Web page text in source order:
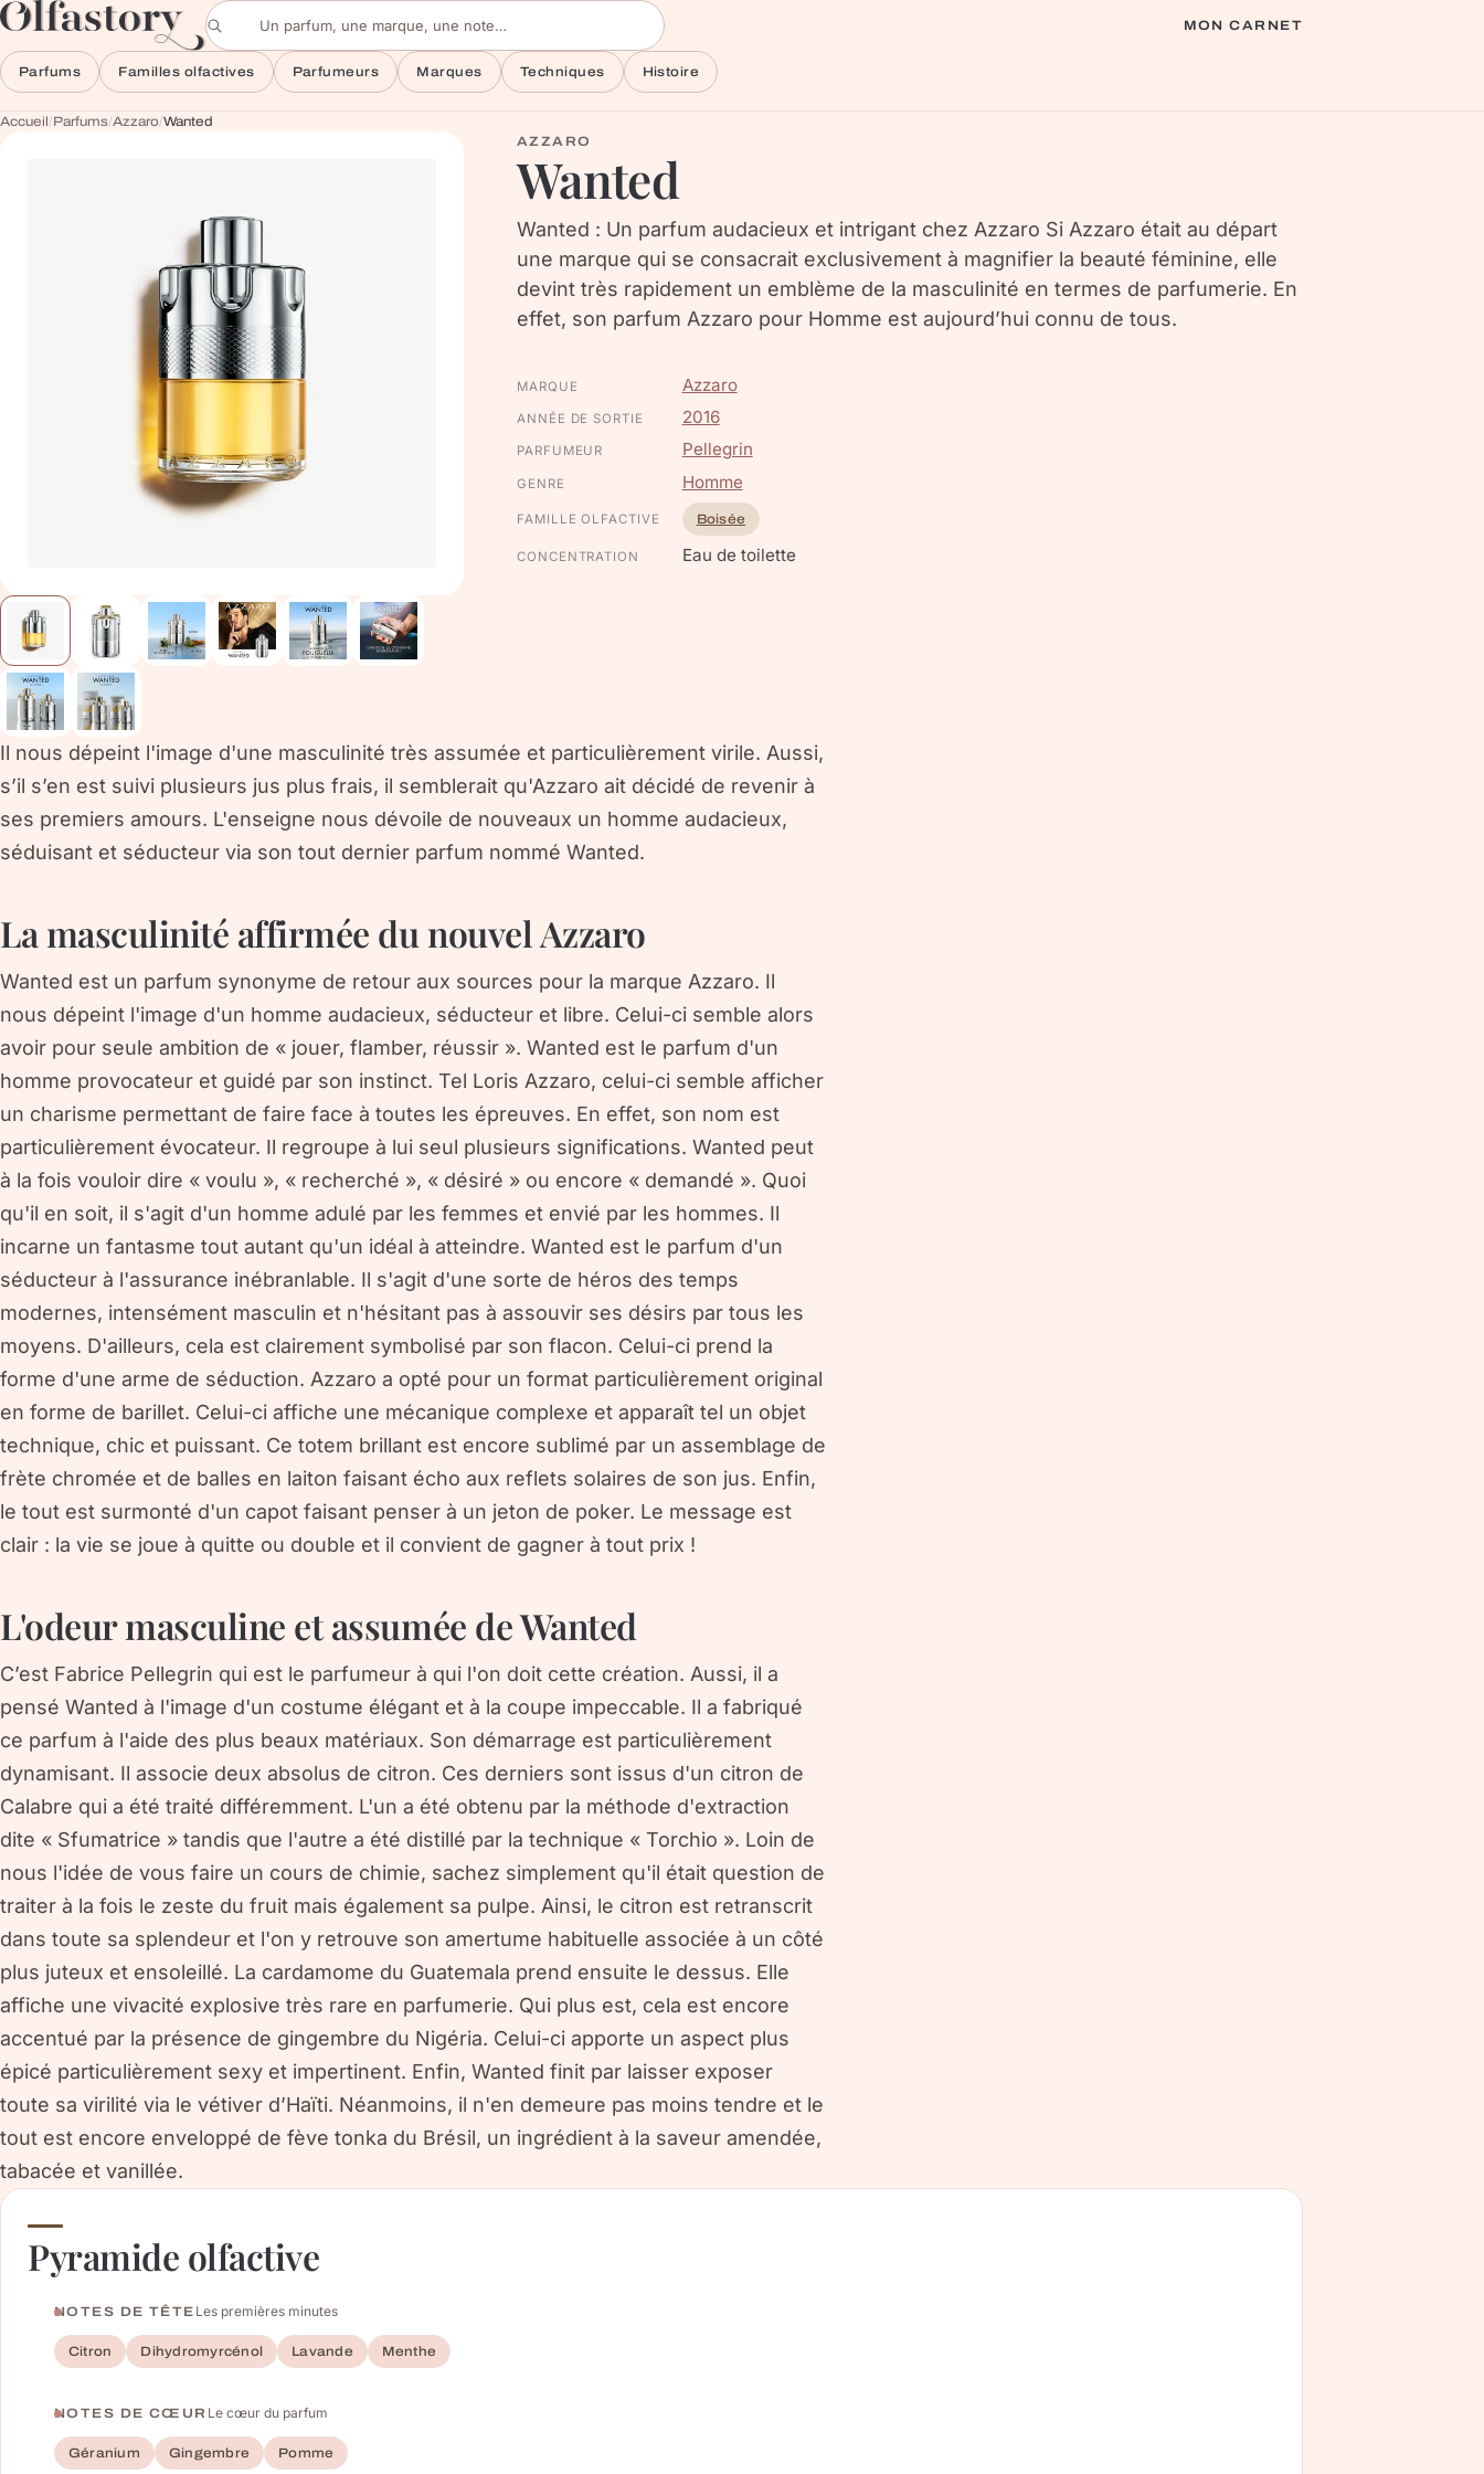
Aller au contenu
Rechercher un parfum
MON CARNET
Parfums Familles olfactives Parfumeurs Marques Techniques Histoire
Accueil/Parfums/Azzaro/Wanted
AZZARO
Wanted
Wanted : Un parfum audacieux et intrigant chez Azzaro Si Azzaro était au départ
une marque qui se consacrait exclusivement à magnifier la beauté féminine, elle
devint très rapidement un emblème de la masculinité en termes de parfumerie. En
effet, son parfum Azzaro pour Homme est aujourd’hui connu de tous.
MARQUE Azzaro
ANNÉE DE SORTIE 2016
PARFUMEUR Pellegrin
GENRE Homme
FAMILLE OLFACTIVE Boisée
CONCENTRATION Eau de toilette
Il nous dépeint l'image d'une masculinité très assumée et particulièrement virile. Aussi,
s’il s’en est suivi plusieurs jus plus frais, il semblerait qu'Azzaro ait décidé de revenir à
ses premiers amours. L'enseigne nous dévoile de nouveaux un homme audacieux,
séduisant et séducteur via son tout dernier parfum nommé Wanted.
La masculinité affirmée du nouvel Azzaro
Wanted est un parfum synonyme de retour aux sources pour la marque Azzaro. Il
nous dépeint l'image d'un homme audacieux, séducteur et libre. Celui-ci semble alors
avoir pour seule ambition de « jouer, flamber, réussir ». Wanted est le parfum d'un
homme provocateur et guidé par son instinct. Tel Loris Azzaro, celui-ci semble afficher
un charisme permettant de faire face à toutes les épreuves. En effet, son nom est
particulièrement évocateur. Il regroupe à lui seul plusieurs significations. Wanted peut
à la fois vouloir dire « voulu », « recherché », « désiré » ou encore « demandé ». Quoi
qu'il en soit, il s'agit d'un homme adulé par les femmes et envié par les hommes. Il
incarne un fantasme tout autant qu'un idéal à atteindre. Wanted est le parfum d'un
séducteur à l'assurance inébranlable. Il s'agit d'une sorte de héros des temps
modernes, intensément masculin et n'hésitant pas à assouvir ses désirs par tous les
moyens. D'ailleurs, cela est clairement symbolisé par son flacon. Celui-ci prend la
forme d'une arme de séduction. Azzaro a opté pour un format particulièrement original
en forme de barillet. Celui-ci affiche une mécanique complexe et apparaît tel un objet
technique, chic et puissant. Ce totem brillant est encore sublimé par un assemblage de
frète chromée et de balles en laiton faisant écho aux reflets solaires de son jus. Enfin,
le tout est surmonté d'un capot faisant penser à un jeton de poker. Le message est
clair : la vie se joue à quitte ou double et il convient de gagner à tout prix !
L'odeur masculine et assumée de Wanted
C’est Fabrice Pellegrin qui est le parfumeur à qui l'on doit cette création. Aussi, il a
pensé Wanted à l'image d'un costume élégant et à la coupe impeccable. Il a fabriqué
ce parfum à l'aide des plus beaux matériaux. Son démarrage est particulièrement
dynamisant. Il associe deux absolus de citron. Ces derniers sont issus d'un citron de
Calabre qui a été traité différemment. L'un a été obtenu par la méthode d'extraction
dite « Sfumatrice » tandis que l'autre a été distillé par la technique « Torchio ». Loin de
nous l'idée de vous faire un cours de chimie, sachez simplement qu'il était question de
traiter à la fois le zeste du fruit mais également sa pulpe. Ainsi, le citron est retranscrit
dans toute sa splendeur et l'on y retrouve son amertume habituelle associée à un côté
plus juteux et ensoleillé. La cardamome du Guatemala prend ensuite le dessus. Elle
affiche une vivacité explosive très rare en parfumerie. Qui plus est, cela est encore
accentué par la présence de gingembre du Nigéria. Celui-ci apporte un aspect plus
épicé particulièrement sexy et impertinent. Enfin, Wanted finit par laisser exposer
toute sa virilité via le vétiver d’Haïti. Néanmoins, il n'en demeure pas moins tendre et le
tout est encore enveloppé de fève tonka du Brésil, un ingrédient à la saveur amendée,
tabacée et vanillée.
Pyramide olfactive
NOTES DE TÊTE Les premières minutes
Citron Dihydromyrcénol Lavande Menthe
NOTES DE CŒUR Le cœur du parfum
Géranium Gingembre Pomme